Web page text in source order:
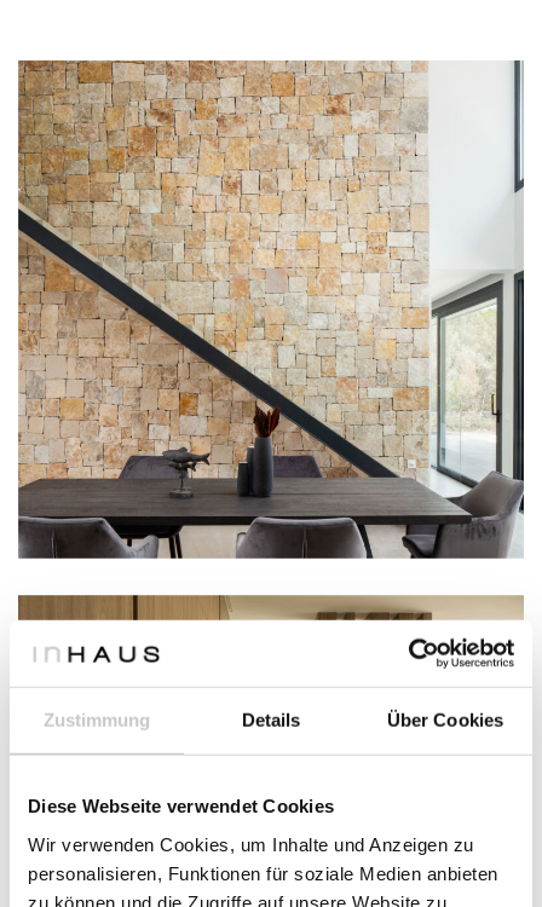
Zustimmung Details Über Cookies
Diese Webseite verwendet Cookies
Wir verwenden Cookies, um Inhalte und Anzeigen zu
personalisieren, Funktionen für soziale Medien anbieten
zu können und die Zugriffe auf unsere Website zu